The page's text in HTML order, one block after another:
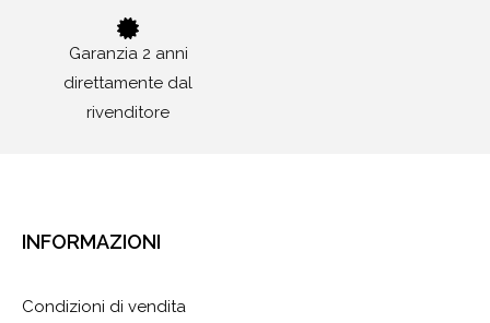
Garanzia 2 anni
direttamente dal
rivenditore
INFORMAZIONI
Condizioni di vendita